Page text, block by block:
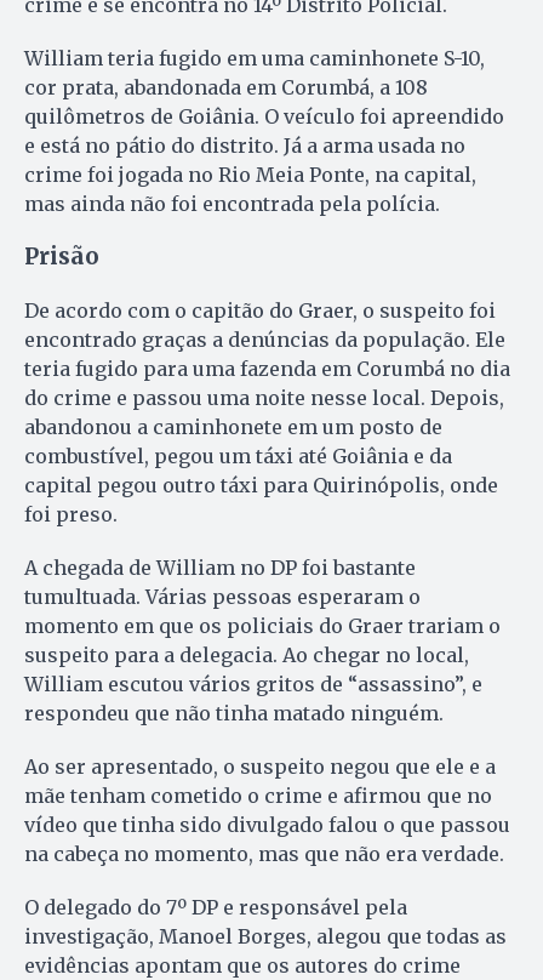
William teria fugido em uma caminhonete S-10,
cor prata, abandonada em Corumbá, a 108
quilômetros de Goiânia. O veículo foi apreendido
e está no pátio do distrito. Já a arma usada no
crime foi jogada no Rio Meia Ponte, na capital,
mas ainda não foi encontrada pela polícia.
Prisão
De acordo com o capitão do Graer, o suspeito foi
encontrado graças a denúncias da população. Ele
teria fugido para uma fazenda em Corumbá no dia
do crime e passou uma noite nesse local. Depois,
abandonou a caminhonete em um posto de
combustível, pegou um táxi até Goiânia e da
capital pegou outro táxi para Quirinópolis, onde
foi preso.
A chegada de William no DP foi bastante
tumultuada. Várias pessoas esperaram o
momento em que os policiais do Graer trariam o
suspeito para a delegacia. Ao chegar no local,
William escutou vários gritos de “assassino”, e
respondeu que não tinha matado ninguém.
Ao ser apresentado, o suspeito negou que ele e a
mãe tenham cometido o crime e afirmou que no
vídeo que tinha sido divulgado falou o que passou
na cabeça no momento, mas que não era verdade.
O delegado do 7º DP e responsável pela
investigação, Manoel Borges, alegou que todas as
evidências apontam que os autores do crime